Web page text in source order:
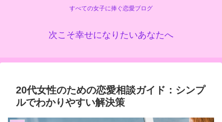
すべての女子に捧ぐ恋愛ブログ
次こそ幸せになりたいあなたへ
20代女性のための恋愛相談ガイド：シンプ
ルでわかりやすい解決策